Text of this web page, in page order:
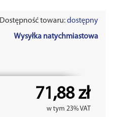
Dostępność towaru:dostępny
Wysyłka natychmiastowa
71,88 zł
w tym 23% VAT